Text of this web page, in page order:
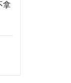
拿